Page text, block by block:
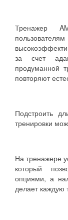
Тренажер
за счет
продуманной
повторяют
Подстроить
тренировки
На тренажере
который
опциями, а
делает каждую